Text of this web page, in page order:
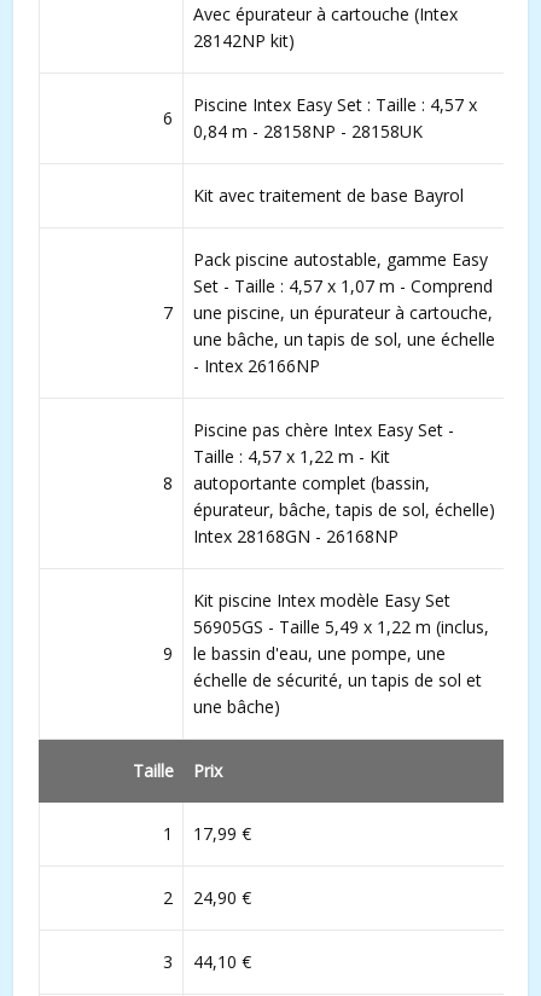
Avec épurateur à cartouche (Intex
28142NP kit)
6
Piscine Intex Easy Set : Taille : 4,57 x
0,84 m - 28158NP - 28158UK
Kit avec traitement de base Bayrol
7
Pack piscine autostable, gamme Easy
Set - Taille : 4,57 x 1,07 m - Comprend
une piscine, un épurateur à cartouche,
une bâche, un tapis de sol, une échelle
- Intex 26166NP
8
Piscine pas chère Intex Easy Set -
Taille : 4,57 x 1,22 m - Kit
autoportante complet (bassin,
épurateur, bâche, tapis de sol, échelle)
Intex 28168GN - 26168NP
9
Kit piscine Intex modèle Easy Set
56905GS - Taille 5,49 x 1,22 m (inclus,
le bassin d'eau, une pompe, une
échelle de sécurité, un tapis de sol et
une bâche)
Taille Prix
1 17,99 €
2 24,90 €
3 44,10 €